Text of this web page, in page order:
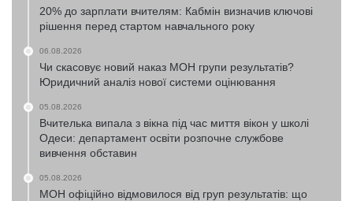
20% до зарплати вчителям: Кабмін визначив ключові
рішення перед стартом навчального року
06.08.2026
Чи скасовує новий наказ МОН групи результатів?
Юридичний аналіз нової системи оцінювання
05.08.2026
Вчителька випала з вікна під час миття вікон у школі
Одеси: департамент освіти розпочне службове
вивчення обставин
05.08.2026
МОН офіційно відмовилося від груп результатів: що